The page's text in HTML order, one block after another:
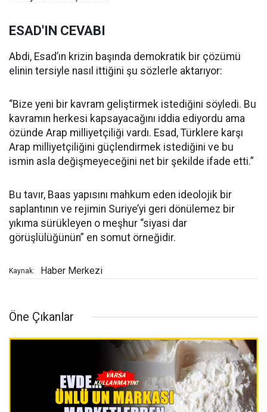
ESAD'IN CEVABI
Abdi, Esad’ın krizin başında demokratik bir çözümü
elinin tersiyle nasıl ittiğini şu sözlerle aktarıyor:
“Bize yeni bir kavram geliştirmek istediğini söyledi. Bu
kavramın herkesi kapsayacağını iddia ediyordu ama
özünde Arap milliyetçiliği vardı. Esad, Türklere karşı
Arap milliyetçiliğini güçlendirmek istediğini ve bu
ismin asla değişmeyeceğini net bir şekilde ifade etti.”
Bu tavır, Baas yapısını mahkum eden ideolojik bir
saplantının ve rejimin Suriye’yi geri dönülemez bir
yıkıma sürükleyen o meşhur “siyasi dar
görüşlülüğünün” en somut örneğidir.
Kaynak: Haber Merkezi
Öne Çıkanlar